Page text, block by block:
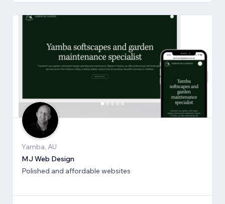
Yamba, AU
MJ Web Design
Polished and affordable websites